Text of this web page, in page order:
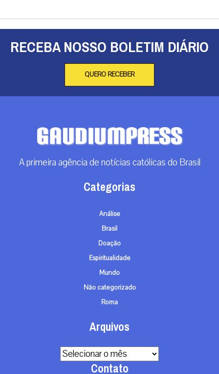
RECEBA NOSSO BOLETIM DIÁRIO
QUERO RECEBER
A primeira agência de notícias católicas do Brasil
Categorias
Análise
Brasil
Doação
Espiritualidade
Mundo
Não categorizado
Roma
Arquivos
Arquivos
Contato